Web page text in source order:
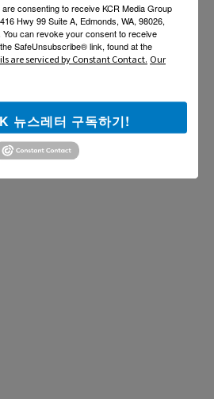
consenting to receive KCR Media Group
Hwy 99 Suite A, Edmonds, WA, 98026,
can revoke your consent to receive
SafeUnsubscribe® link, found at the
are serviced by Constant Contact. Our
뉴스레터 구독하기!